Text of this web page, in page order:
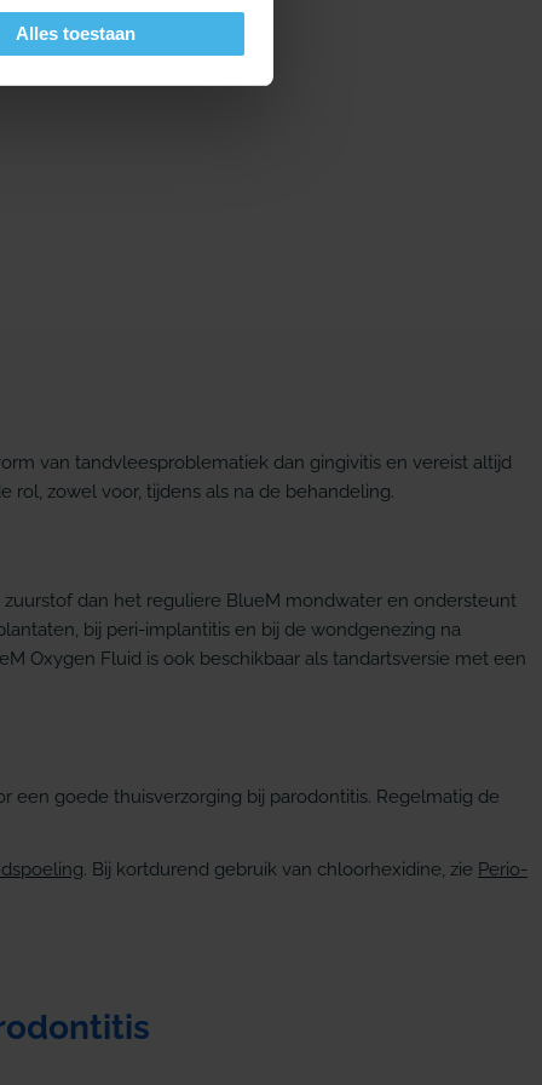
Alles toestaan
van tandvleesproblematiek dan gingivitis en vereist altijd
zowel voor, tijdens als na de behandeling.
dan het reguliere BlueM mondwater en ondersteunt
bij peri-implantitis en bij de wondgenezing na
Oxygen Fluid is ook beschikbaar als tandartsversie met een
een goede thuisverzorging bij parodontitis. Regelmatig de
. Bij kortdurend gebruik van chloorhexidine, zie Perio-